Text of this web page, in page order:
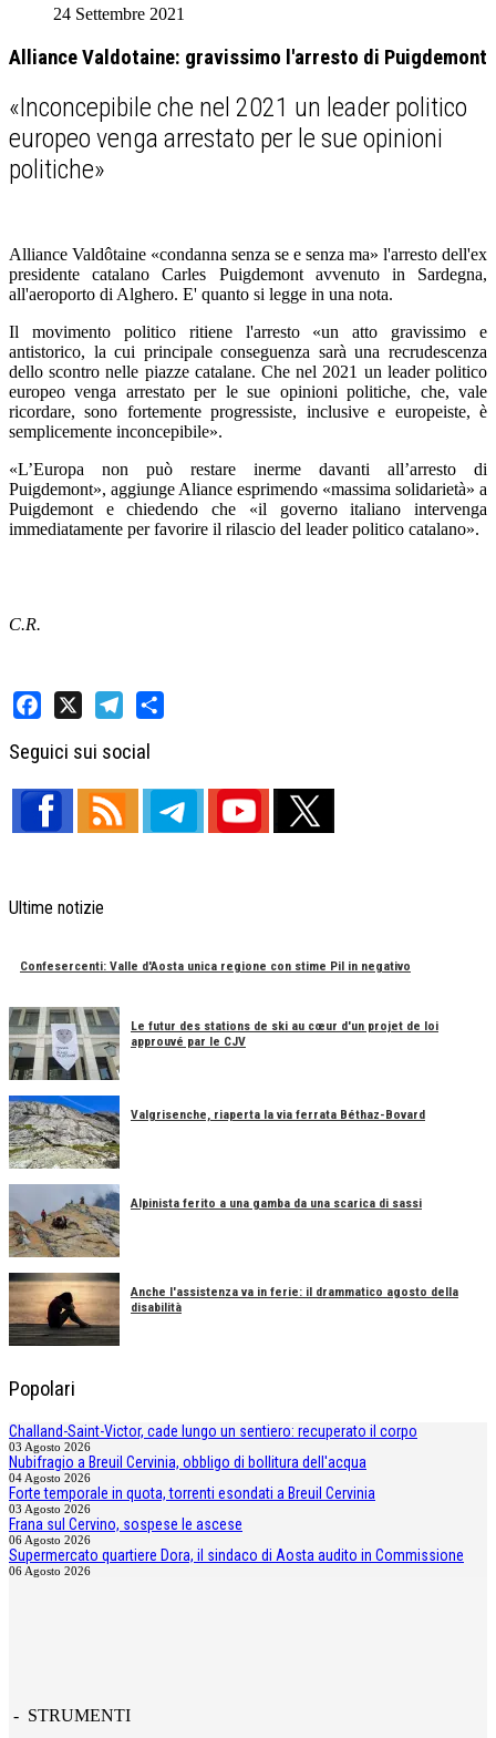
24 Settembre 2021
Alliance Valdotaine: gravissimo l'arresto di Puigdemont
«Inconcepibile che nel 2021 un leader politico
europeo venga arrestato per le sue opinioni
politiche»
Alliance Valdôtaine «condanna senza se e senza ma» l'arresto dell'ex
presidente catalano Carles Puigdemont avvenuto in Sardegna,
all'aeroporto di Alghero. E' quanto si legge in una nota.
Il movimento politico ritiene l'arresto «un atto gravissimo e
antistorico, la cui principale conseguenza sarà una recrudescenza
dello scontro nelle piazze catalane. Che nel 2021 un leader politico
europeo venga arrestato per le sue opinioni politiche, che, vale
ricordare, sono fortemente progressiste, inclusive e europeiste, è
semplicemente inconcepibile».
«L’Europa non può restare inerme davanti all’arresto di
Puigdemont», aggiunge Aliance esprimendo «massima solidarietà» a
Puigdemont e chiedendo che «il governo italiano intervenga
immediatamente per favorire il rilascio del leader politico catalano».
C.R.
Seguici sui social
Ultime notizie
Confesercenti: Valle d'Aosta unica regione con stime Pil in negativo
Le futur des stations de ski au cœur d'un projet de loi
approuvé par le CJV
Valgrisenche, riaperta la via ferrata Béthaz-Bovard
Alpinista ferito a una gamba da una scarica di sassi
Anche l'assistenza va in ferie: il drammatico agosto della
disabilità
Popolari
Challand-Saint-Victor, cade lungo un sentiero: recuperato il corpo
03 Agosto 2026
Nubifragio a Breuil Cervinia, obbligo di bollitura dell'acqua
04 Agosto 2026
Forte temporale in quota, torrenti esondati a Breuil Cervinia
03 Agosto 2026
Frana sul Cervino, sospese le ascese
06 Agosto 2026
Supermercato quartiere Dora, il sindaco di Aosta audito in Commissione
06 Agosto 2026
- STRUMENTI